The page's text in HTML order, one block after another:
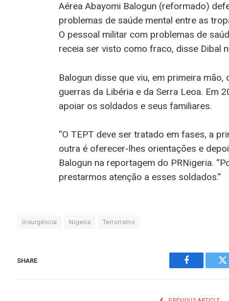
Aérea Abayomi Balogun (reformado)
problemas de saúde mental entre as
O pessoal militar com problemas de
receia ser visto como fraco, disse Dibal
Balogun disse que viu, em primeira
guerras da Libéria e da Serra Leoa. Em
apoiar os soldados e seus familiares.
“O TEPT deve ser tratado em fases, a
outra é oferecer-lhes orientações e
Balogun na reportagem do PRNigeria.
prestarmos atenção a esses soldados.”
insurgência Nigeria Terrorismo
SHARE.
Facebook